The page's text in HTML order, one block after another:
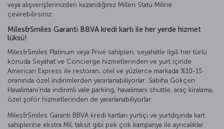
veya alışverişlerinizden kazandığınız Milleri Statü Miline
çevirebilirsiniz.
Miles&Smiles Garanti BBVA kredi kartı ile her yerde hizmet
lüksü!
Miles&Smiles Platinum veya Privé sahipleri, seyahatle ilgili her türlü
konuda Seyahat ve Concierge hizmetlerinden ve yurt içinde
American Express ile restoran, otel ve yüzlerce markada %10-15
oranında özel indirimlerden yararlanabiliyorlar. Sabiha Gökçen
Havalimanı’nda indirimli vale parking, havalimanı shuttle, araç kiralama,
özel şoför hizmetlerinden de yararlanabiliyorlar.
Miles&Smiles Garanti BBVA kredi kartları yurtiçi ve yurtdışında kart
sahiplerine ekstra Mil, taksit gibi pek çok kampanya ile ayrıcalıklar